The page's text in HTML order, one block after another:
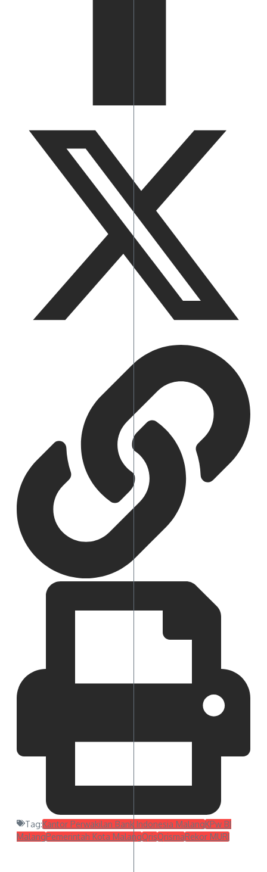
Tag:Kantor Perwakilan Bank Indonesia MalangKPw BI
MalangPemerintah Kota MalangQrisQrismaRekor MURI